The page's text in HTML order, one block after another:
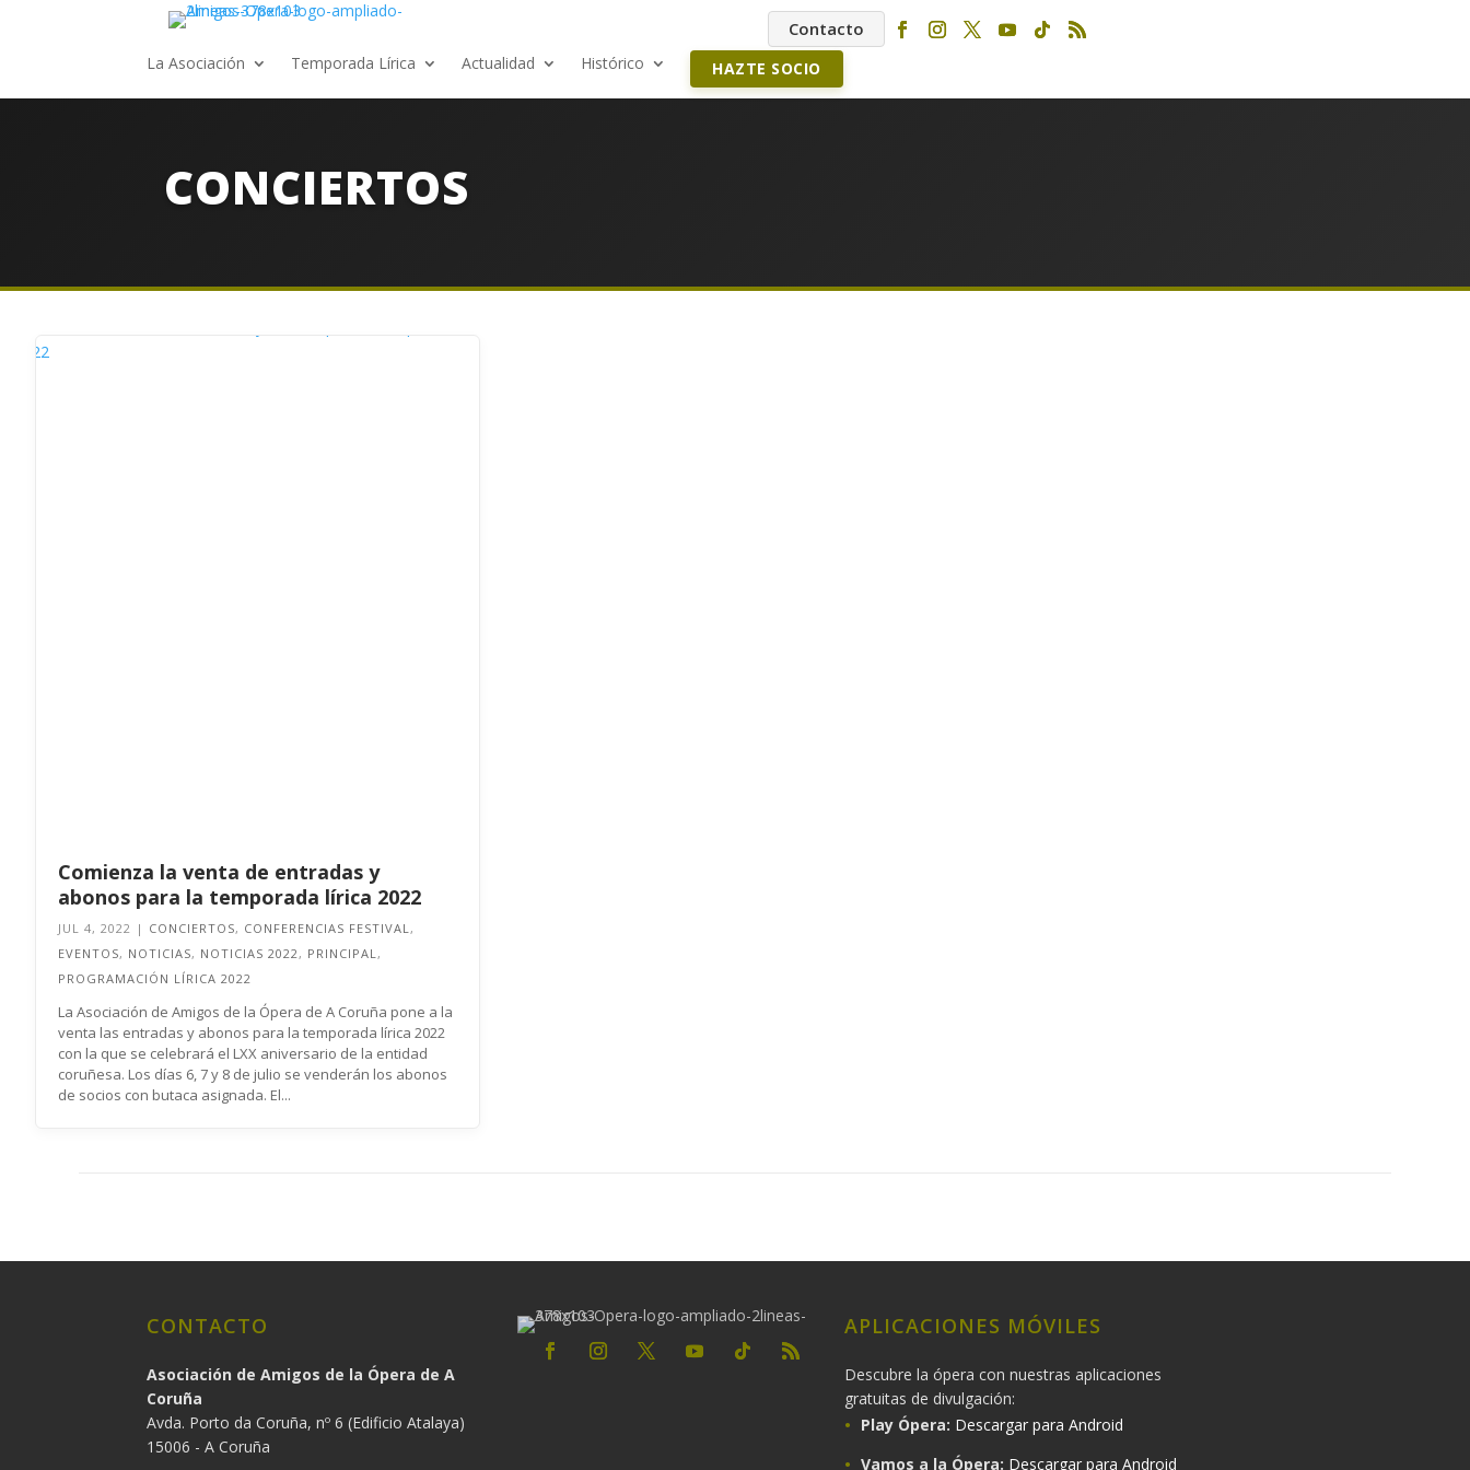
Contacto
La Asociación Temporada Lírica Actualidad Histórico HAZTE SOCIO
CONCIERTOS
Comienza la venta de entradas y
abonos para la temporada lírica 2022
JUL 4, 2022 | CONCIERTOS, CONFERENCIAS FESTIVAL,
EVENTOS, NOTICIAS, NOTICIAS 2022, PRINCIPAL,
PROGRAMACIÓN LÍRICA 2022
La Asociación de Amigos de la Ópera de A Coruña pone a la
venta las entradas y abonos para la temporada lírica 2022
con la que se celebrará el LXX aniversario de la entidad
coruñesa. Los días 6, 7 y 8 de julio se venderán los abonos
de socios con butaca asignada. El...
CONTACTO
Asociación de Amigos de la Ópera de A
Coruña
Avda. Porto da Coruña, nº 6 (Edificio Atalaya)
15006 - A Coruña
APLICACIONES MÓVILES
Descubre la ópera con nuestras aplicaciones
gratuitas de divulgación:
Play Ópera: Descargar para Android
Vamos a la Ópera: Descargar para Android